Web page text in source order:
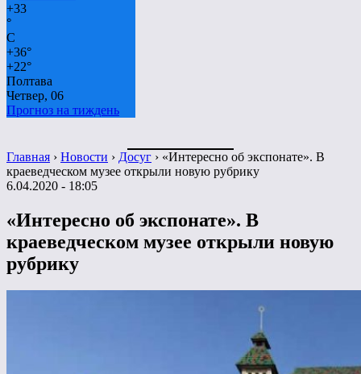
+33
°
C
+36°
+22°
Полтава
Четвер, 06
Прогноз на тиждень
Главная › Новости › Досуг › «Интересно об экспонате». В
краеведческом музее открыли новую рубрику
6.04.2020 - 18:05
«Интересно об экспонате». В
краеведческом музее открыли новую
рубрику